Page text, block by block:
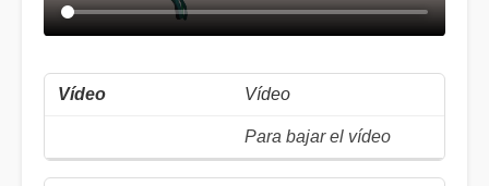
Vídeo
Para bajar el vídeo